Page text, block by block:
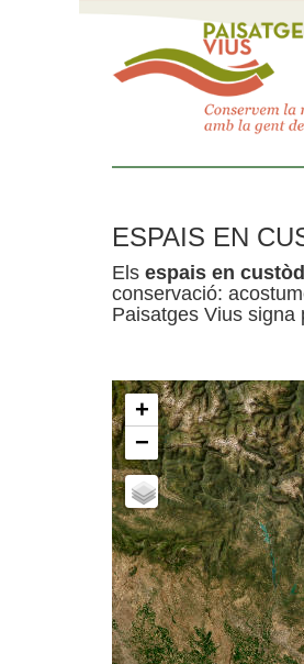
ESPAIS EN
Els espais en
conservació:
Paisatges Vius signa
+
−